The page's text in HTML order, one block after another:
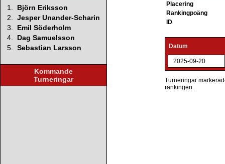
1.
Björn Eriksson
2. Jesper Unander-Scharin
3.
Emil Söderholm
4.
Dag Samuelsson
5. Sebastian Larsson
Kommande
Turneringar
Placering
Rankingpoäng
ID
Datum
2025-09-20
Turneringar
rankingen.